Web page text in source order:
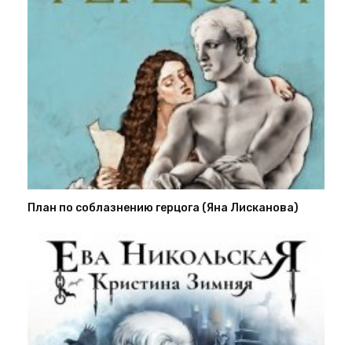
План по соблазнению герцога (Яна Лисканова)